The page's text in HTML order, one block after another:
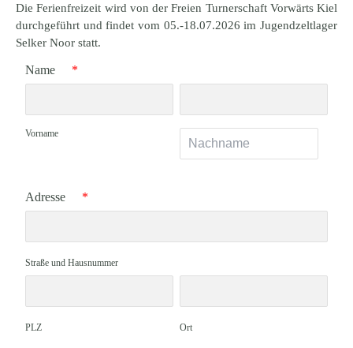
Die Ferienfreizeit wird von der Freien Turnerschaft Vorwärts Kiel
durchgeführt und findet vom 05.-18.07.2026 im Jugendzeltlager
Selker Noor statt.
Name *
Vorname
Adresse *
Straße und Hausnummer
PLZ Ort